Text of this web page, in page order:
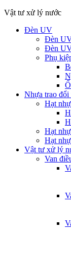
Vật tư xử lý nước
Đèn UV
Đèn
Đèn
Phụ
Nhựa trao đổi
Hạt
Hạt
Hạt
Vật tư xử lý
Van